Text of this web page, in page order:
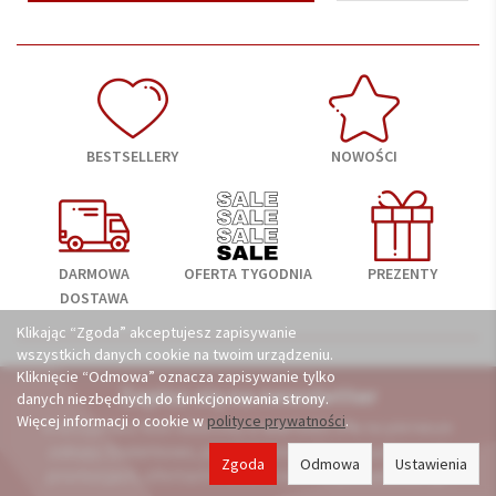
BESTSELLERY NOWOŚCI
DARMOWA
DOSTAWA
OFERTA TYGODNIA PREZENTY
Zapisz się na newsletter
A otrzymasz kod rabatowyo wartości 3%
zakupy. Dodatkowo, powiadomimy Cię o wyjątkowych
promocjach, ofertach i nowościach na porcelana24.pl
Klikając “Zgoda” akceptujesz zapisywanie
wszystkich danych cookie na twoim urządzeniu.
Kliknięcie “Odmowa” oznacza zapisywanie tylko
danych niezbędnych do funkcjonowania strony.
Więcej informacji o cookie w polityce prywatności.
Ustawienia
Odmowa
Zgoda